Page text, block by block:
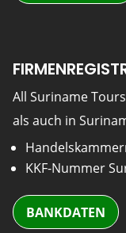
All Suriname
als auch in
KKF-Nummer
BANKDATEN